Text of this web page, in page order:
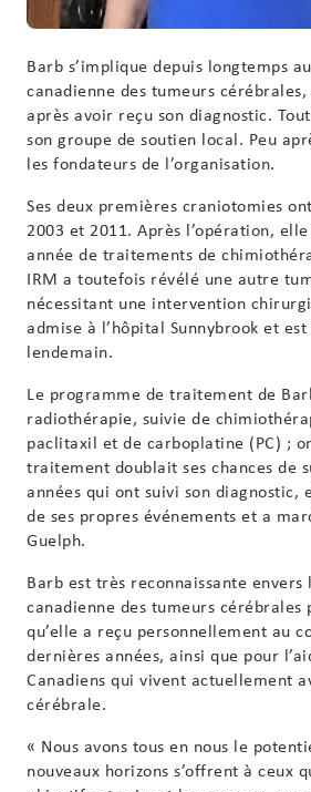
Barb s’implique depuis longtemps
canadienne des tumeurs
après avoir reçu son diagnostic.
son groupe de soutien local. Peu
les fondateurs de l’organisation.
Ses deux premières craniotomies
2003 et 2011. Après l’opération,
année de traitements de
IRM a toutefois révélé une autre
nécessitant une intervention
admise à l’hôpital Sunnybrook et
lendemain.
Le programme de traitement de
radiothérapie, suivie de
paclitaxil et de carboplatine (PC) ;
traitement doublait ses chances de
années qui ont suivi son diagnostic,
de ses propres événements et a
Guelph.
Barb est très reconnaissante envers
canadienne des tumeurs cérébrales
qu’elle a reçu personnellement au
dernières années, ainsi que pour
Canadiens qui vivent actuellement
cérébrale.
« Nous avons tous en nous le
nouveaux horizons s’offrent à ceux